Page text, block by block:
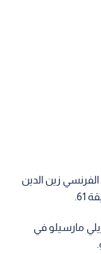
زين الدين
61.
مارسيلو في